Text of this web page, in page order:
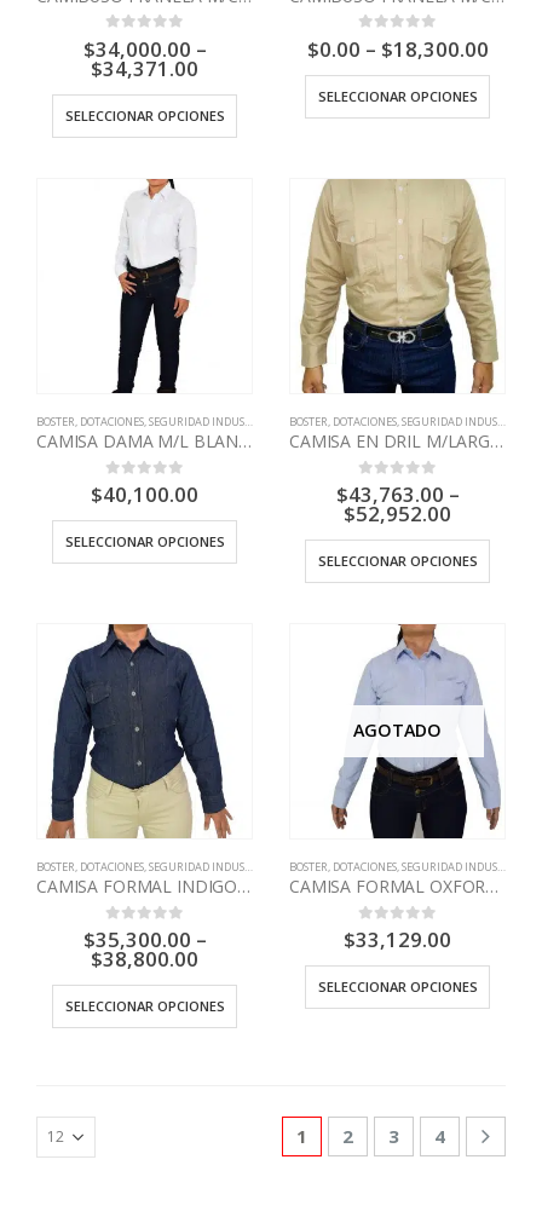
0 out of 5
$34,000.00 –
$34,371.00
SELECCIONAR OPCIONES
0 out of 5
$0.00 – $18,300.00
SELECCIONAR OPCIONES
BOSTER, DOTACIONES,SEGURIDAD INDUSTRIAL
CAMISA DAMA M/L BLANCO BOSTER
0 out of 5
$40,100.00
SELECCIONAR OPCIONES
BOSTER, DOTACIONES,SEGURIDAD INDUSTRIAL
CAMISA EN DRIL M/LARGA BOSTER
0out of 5
$43,763.00 –
$52,952.00
SELECCIONAR OPCIONES
BOSTER, DOTACIONES,SEGURIDAD INDUSTRIAL
CAMISA FORMAL INDIGO M/LARGA DAMA BOSTER
0out of 5
$35,300.00 –
$38,800.00
SELECCIONAR OPCIONES
AGOTADO
BOSTER, DOTACIONES,SEGURIDAD INDUSTRIAL
CAMISA FORMAL OXFORD M/L DAMA AZUL BOSTER
0out of 5
$33,129.00
SELECCIONAR OPCIONES
1 2 3 4